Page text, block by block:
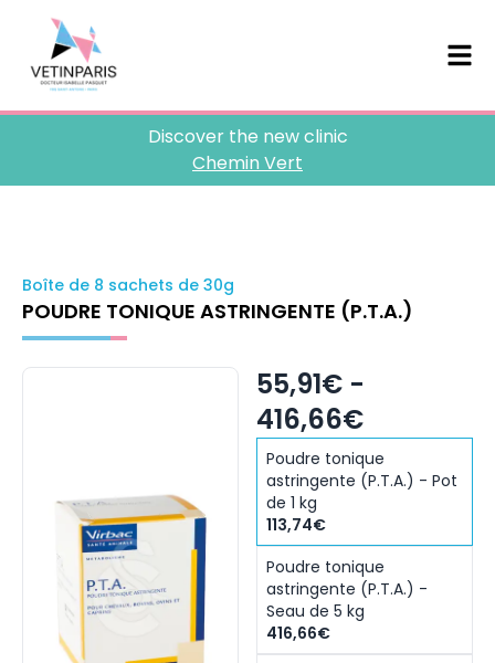
Discover the new clinic
Chemin Vert
Boîte de 8 sachets de 30g
POUDRE TONIQUE ASTRINGENTE (P.T.A.)
55,91€ -
416,66€
Poudre tonique
astringente (P.T.A.) - Pot
de 1 kg
113,74€
Poudre tonique
astringente (P.T.A.) -
Seau de 5 kg
416,66€